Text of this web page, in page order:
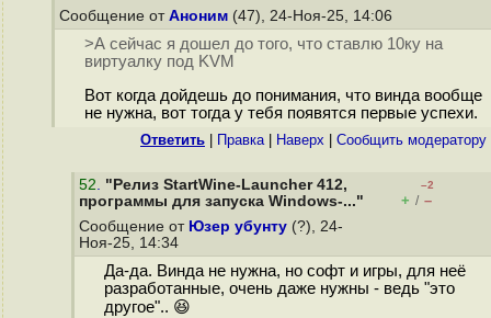
Сообщение от Аноним (47), 24-Ноя-25, 14:06
>А сейчас я дошел до того, что ставлю 10ку на
виртуалку под KVM
Вот когда дойдешь до понимания, что винда вообще
не нужна, вот тогда у тебя появятся первые успехи.
Ответить Правка| Наверх Cообщить модератору
52. "Релиз StartWine-Launcher 412,
программы для запуска Windows-..."
–2
+ / –
Сообщение от Юзер убунту (?), 24-
Ноя-25, 14:34
Да-да. Винда не нужна, но софт и игры, для неё
разработанные, очень даже нужны - ведь "это
другое".. 😆